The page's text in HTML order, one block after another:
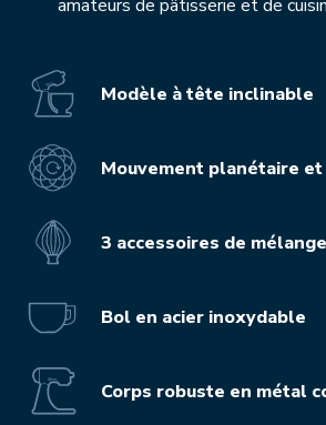
amateurs de pâtisserie et de
Modèle à tête inclinable
Mouvement planétaire
3 accessoires de mélange
Bol en acier inoxydable
Corps robuste en métal